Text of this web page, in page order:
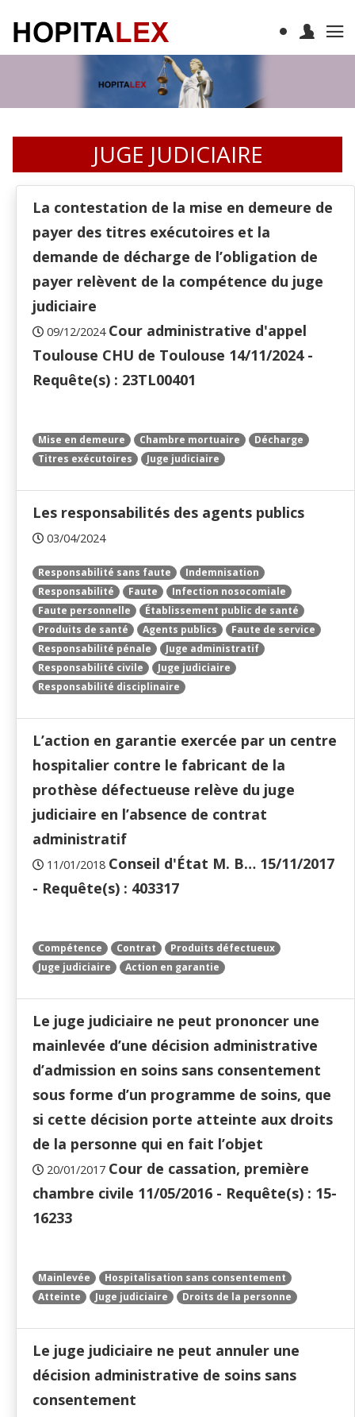
JUGE JUDICIAIRE
La contestation de la mise en demeure de
payer des titres exécutoires et la
demande de décharge de l’obligation de
payer relèvent de la compétence du juge
judiciaire
09/12/2024 Cour administrative d'appel
Toulouse CHU de Toulouse 14/11/2024 -
Requête(s) : 23TL00401
Mise en demeure Chambre mortuaire
Décharge
Titres exécutoires
Juge judiciaire
Les responsabilités des agents publics
03/04/2024
Responsabilité sans faute
Indemnisation
Responsabilité
Faute
Infection nosocomiale
Faute personnelle
Établissement public de santé
Produits de santé
Agents publics
Faute de service
Responsabilité pénale
Juge administratif
Responsabilité civile
Juge judiciaire
Responsabilité disciplinaire
L’action en garantie exercée par un centre
hospitalier contre le fabricant de la
prothèse défectueuse relève du juge
judiciaire en l’absence de contrat
administratif
11/01/2018 Conseil d'État M. B… 15/11/2017
- Requête(s) : 403317
Compétence Contrat
Produits défectueux
Juge judiciaire
Action en garantie
Le juge judiciaire ne peut prononcer une
mainlevée d’une décision administrative
d’admission en soins sans consentement
sous forme d’un programme de soins, que
si cette décision porte atteinte aux droits
de la personne qui en fait l’objet
20/01/2017 Cour de cassation, première
chambre civile 11/05/2016 - Requête(s) : 15-
16233
Mainlevée
Hospitalisation sans consentement
Atteinte
Juge judiciaire Droits de la personne
Le juge judiciaire ne peut annuler une
décision administrative de soins sans
consentement